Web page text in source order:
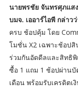
นายพรชัย จันทรศุภแส
บมจ. เออาร์ไอพี กล่าว
ครบ ช้อปคุ้ม โดย
โมชั่น X2 เฉพาะช้อป
ร่วมกันอัดดีลและสิทธิ
ซื้อ 1 แถม 1 ช้อปผ่านบั
เดือน พร้อมรับเครดิตเ